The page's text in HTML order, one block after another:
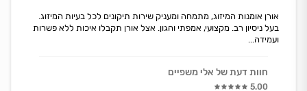
אורן אומנות המיזוג, מתמחה ומעניק שירות תיקונים לכל בעיות המיזוג.
בעל ניסיון רב. מקצועי, אמפתי והגון. אצל אורן תקבלו איכות ללא פשרות
ועמידה...
חוות דעת של אלי משפיים
5.00